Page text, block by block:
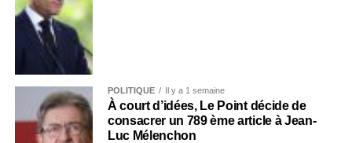
POLITIQUE Il y a 1 semaine
À court d’idées, Le Point décide de
consacrer un 789 ème article à Jean-
Luc Mélenchon